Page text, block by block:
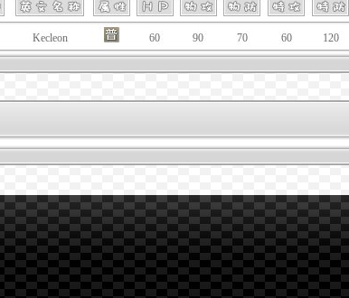
Kecleon 60 90 70 60 120